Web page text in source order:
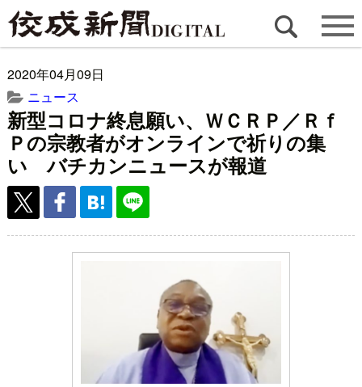
2020年04月09日
ニュース
新型コロナ終息願い、ＷＣＲＰ／Ｒｆ
Ｐの宗教者がオンラインで祈りの集
い バチカンニュースが報道